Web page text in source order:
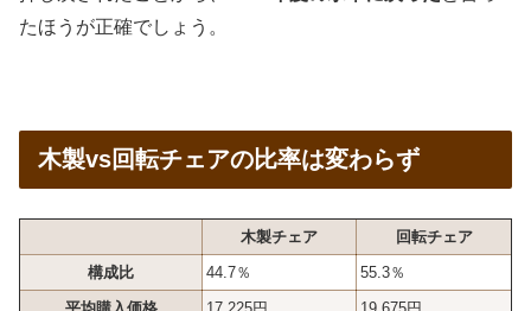
たほうが正確でしょう。
木製vs回転チェアの比率は変わらず
木製チェア
回転チェア
構成比
44.7％
55.3％